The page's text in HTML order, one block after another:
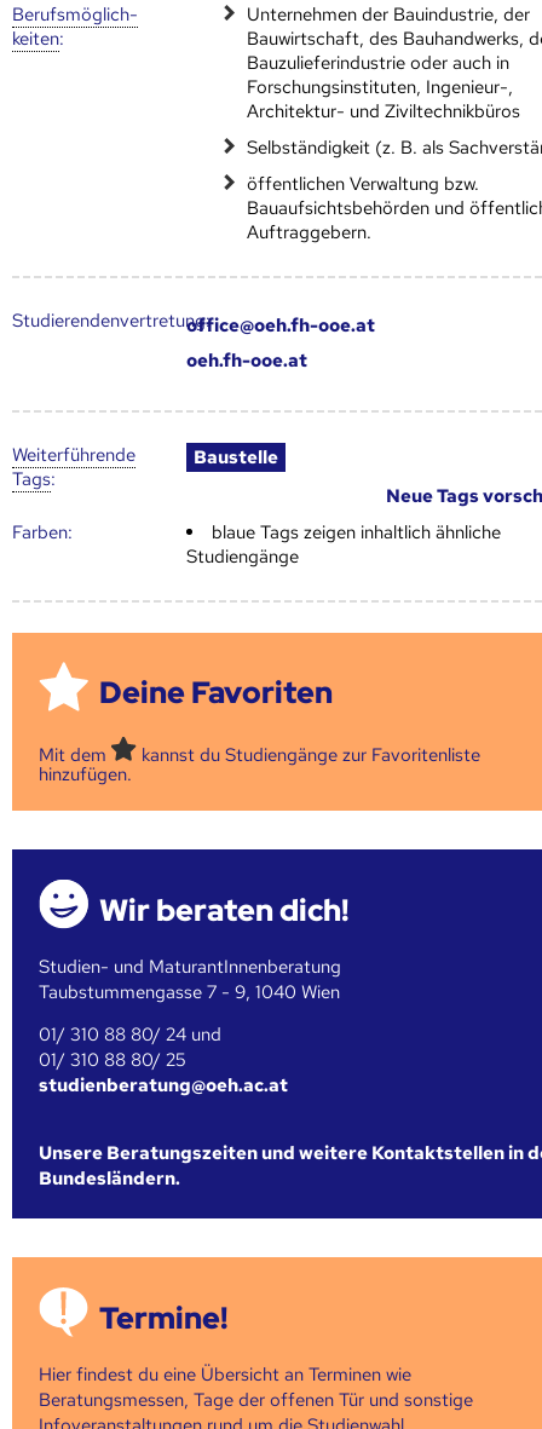
Berufs­möglich­
keiten:
Unternehmen der Bauindustrie, der
Bauwirtschaft, des Bauhandwerks,
Bauzulieferindustrie oder auch in
Forschungsinstituten, Ingenieur-,
Architektur- und Ziviltechnikbüros
Selbständigkeit (z. B. als
öffentlichen Verwaltung bzw.
Bauaufsichtsbehörden und
Auftraggebern.
Studierendenvertretung:office@oeh.fh-ooe.at
oeh.fh-ooe.at
Weiter­führende
Tags:
Baustelle
Neue Tags
Farben:
blaue Tags zeigen inhaltlich ähnliche
Studiengänge
Deine Favoriten
Mit dem
kannst du Studiengänge zur Favoritenliste
hinzufügen.
Wir beraten dich!
Studien- und MaturantInnenberatung
Taubstummengasse 7 - 9, 1040 Wien
01/ 310 88 80/ 24 und
01/ 310 88 80/ 25
studienberatung@oeh.ac.at
Unsere Beratungszeiten und weitere Kontaktstellen in
Bundesländern.
Termine!
Hier findest du eine Übersicht an Terminen wie
Beratungsmessen, Tage der offenen Tür und sonstige